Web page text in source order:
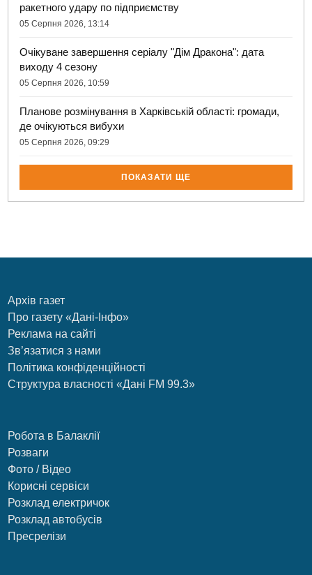
ракетного удару по підприємству
05 Серпня 2026, 13:14
Очікуване завершення серіалу "Дім Дракона": дата
виходу 4 сезону
05 Серпня 2026, 10:59
Планове розмінування в Харківській області: громади,
де очікуються вибухи
05 Серпня 2026, 09:29
ПОКАЗАТИ ЩЕ
Архів газет
Про газету «Дані-Інфо»
Реклама на сайті
Зв’язатися з нами
Політика конфіденційності
Структура власності «Дані FM 99.3»
Робота в Балаклії
Розваги
Фото / Відео
Корисні сервіси
Розклад електричок
Розклад автобусів
Пресрелізи